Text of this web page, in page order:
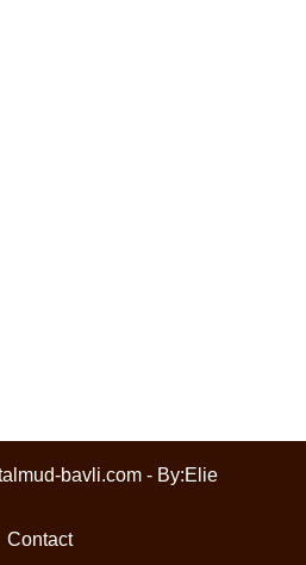
bavli.com - By:Elie
Contact